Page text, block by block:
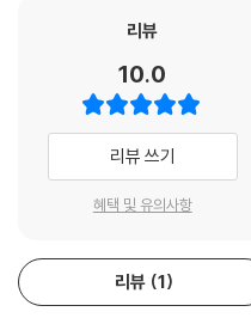
이 알려지고, 교육 현장에 확대되
의 뜻대로 질문과 토론이 살아 있
확산하기를 바랍니다. 그리고 부
나의 좋은 모델이 되기를 소원합니
---「프롤로그 2 탈무드식 토론이
‘탈무드식 역사 토론’으로 변한 가
터놓게 한다. 부모는 아이와 이런
게 자라는지 알 수 있고, 관계도 더
아이를 키우려고 하기 전에, 나를
아이와 다음 세대에게 전달할 만
서는 어떻게 아이와 소통해야 하
‘탈무드식 역사 토론’ 전반에 대해
리뷰
10.0
리뷰 쓰기
혜택 및 유의사항
리뷰 1